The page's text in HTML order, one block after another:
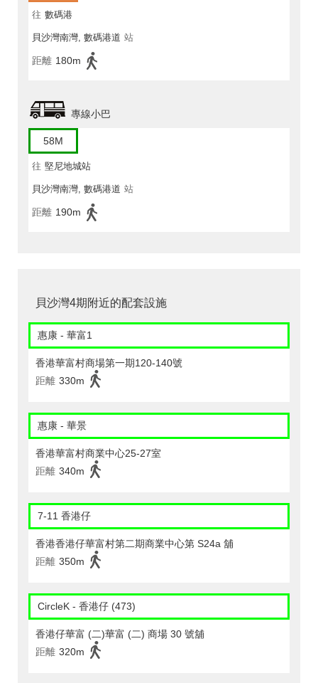
往 數碼港
貝沙灣南灣, 數碼港道 站
距離 180m
專線小巴
58M
往 堅尼地城站
貝沙灣南灣, 數碼港道 站
距離 190m
貝沙灣4期附近的配套設施
惠康 - 華富1
香港華富村商場第一期120-140號
距離 330m
惠康 - 華景
香港華富村商業中心25-27室
距離 340m
7-11 香港仔
香港香港仔華富村第二期商業中心第 S24a 舖
距離 350m
CircleK - 香港仔 (473)
香港仔華富 (二)華富 (二) 商場 30 號舖
距離 320m